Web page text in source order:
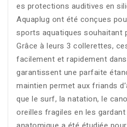
es protections auditives en
Aquaplug ont été conçues
sports aquatiques souhaitant
Grâce à leurs 3 collerettes,
facilement et rapidement
garantissent une parfaite
maintien permet aux friands
que le surf, la natation, le
oreilles fragiles en les